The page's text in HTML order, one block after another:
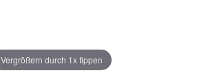
Vergrößern durch 1x tippen